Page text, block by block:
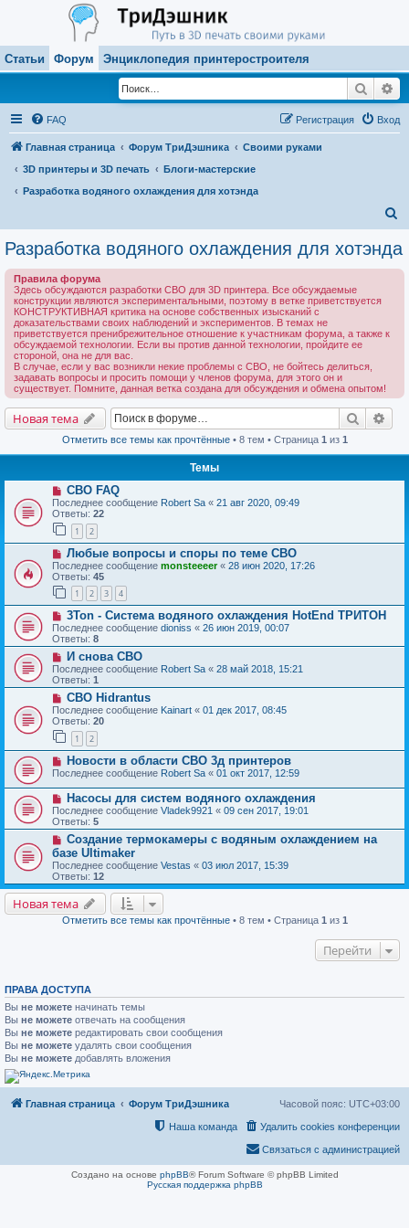
Статьи Форум Энциклопедия принтеростроителя
Поиск
FAQ Вход
Регистрация
Главная страница Форум ТриДэшника
Своими руками
3D принтеры и 3D печать
Блоги-мастерские
Разработка водяного охлаждения для хотэнда
и
Разработка водяного охлаждения для хотэнда
Правила форума
Здесь обсуждаются разработки СВО для 3D принтера. Все обсуждаемые
конструкции являются экспериментальными, поэтому в ветке приветствуется
КОНСТРУКТИВНАЯ критика на основе собственных изысканий с
доказательствами своих наблюдений и экспериментов. В темах не
приветствуется пренибрежительное отношение к участникам форума, а также к
обсуждаемой технологии. Если вы против данной технологии, пройдите ее
стороной, она не для вас.
В случае, если у вас возникли некие проблемы с СВО, не бойтесь делиться,
задавать вопросы и просить помощи у членов форума, для этого он и
существует. Помните, данная ветка создана для обсуждения и обмена опытом!
Новая тема Поиск
Отметить все темы как прочтённые• 8 тем • Страница 1 из 1
Темы
СВО FAQ
Последнее сообщение Robert Sa « 21 авг 2020, 09:49
Ответы: 22
1 2
Любые вопросы и споры по теме СВО
Последнее сообщение monsteeeer« 28 июн 2020, 17:26
Ответы: 45
1 2 3 4
3Ton - Система водяного охлаждения HotEnd ТРИТОН
Последнее сообщение dioniss « 26 июн 2019, 00:07
Ответы: 8
И снова СВО
Последнее сообщение Robert Sa « 28 май 2018, 15:21
Ответы: 1
СВО Hidrantus
Последнее сообщение Kainart « 01 дек 2017, 08:45
Ответы: 20
1 2
Новости в области СВО 3д принтеров
Последнее сообщение Robert Sa « 01 окт 2017, 12:59
Насосы для систем водяного охлаждения
Последнее сообщение Vladek9921 « 09 сен 2017, 19:01
Ответы: 5
Создание термокамеры с водяным охлаждением на
базе Ultimaker
Последнее сообщение Vestas « 03 июл 2017, 15:39
Ответы: 12
Новая тема
Отметить все темы как прочтённые• 8 тем • Страница 1 из 1
Перейти
ПРАВА ДОСТУПА
Вы не можете начинать темы
Вы не можете отвечать на сообщения
Вы не можете редактировать свои сообщения
Вы не можете удалять свои сообщения
Вы не можете добавлять вложения
Главная страница Форум ТриДэшника Часовой пояс: UTC+03:00
Удалить cookies конференции
Наша команда
Связаться с администрацией
Создано на основе phpBB® Forum Software © phpBB Limited
Русская поддержка phpBB